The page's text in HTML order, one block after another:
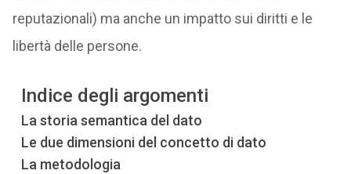
reputazionali) ma anche un impatto sui diritti e le
libertà delle persone.
Indice degli argomenti
La storia semantica del dato
Le due dimensioni del concetto di dato
La metodologia